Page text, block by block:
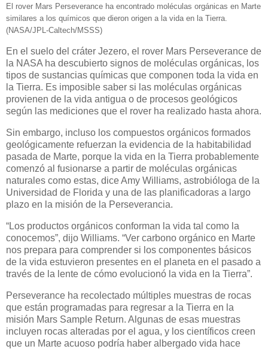
El rover Mars Perseverance ha encontrado moléculas orgánicas en Marte
similares a los químicos que dieron origen a la vida en la Tierra.
(NASA/JPL-Caltech/MSSS)
En el suelo del cráter Jezero, el rover Mars Perseverance de
la NASA ha descubierto signos de moléculas orgánicas, los
tipos de sustancias químicas que componen toda la vida en
la Tierra. Es imposible saber si las moléculas orgánicas
provienen de la vida antigua o de procesos geológicos
según las mediciones que el rover ha realizado hasta ahora.
Sin embargo, incluso los compuestos orgánicos formados
geológicamente refuerzan la evidencia de la habitabilidad
pasada de Marte, porque la vida en la Tierra probablemente
comenzó al fusionarse a partir de moléculas orgánicas
naturales como estas, dice Amy Williams, astrobióloga de la
Universidad de Florida y una de las planificadoras a largo
plazo en la misión de la Perseverancia.
“Los productos orgánicos conforman la vida tal como la
conocemos”, dijo Williams. “Ver carbono orgánico en Marte
nos prepara para comprender si los componentes básicos
de la vida estuvieron presentes en el planeta en el pasado a
través de la lente de cómo evolucionó la vida en la Tierra”.
Perseverance ha recolectado múltiples muestras de rocas
que están programadas para regresar a la Tierra en la
misión Mars Sample Return. Algunas de esas muestras
incluyen rocas alteradas por el agua, y los científicos creen
que un Marte acuoso podría haber albergado vida hace